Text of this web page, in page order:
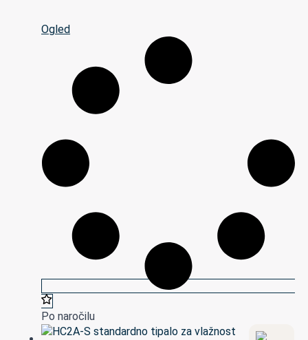
Ogled
Po naročilu